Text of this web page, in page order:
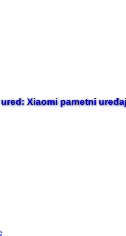
Xiaomi pametni
kako je nastajala